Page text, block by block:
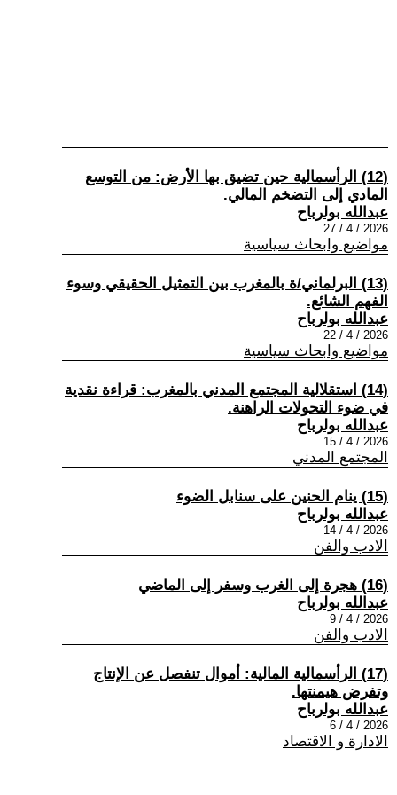
(12) الرأسمالية حين تضيق بها الأرض: من التوسع
المادي إلى التضخم المالي.
عبدالله بولرباح
2026 / 4 / 27
مواضيع وابحاث سياسية
(13) البرلماني/ة بالمغرب بين التمثيل الحقيقي وسوء
الفهم الشائع.
عبدالله بولرباح
2026 / 4 / 22
مواضيع وابحاث سياسية
(14) استقلالية المجتمع المدني بالمغرب: قراءة نقدية
في ضوء التحولات الراهنة.
عبدالله بولرباح
2026 / 4 / 15
المجتمع المدني
(15) ينام الحنين على سنابل الضوء
عبدالله بولرباح
2026 / 4 / 14
الادب والفن
(16) هجرة إلى الغرب وسفر إلى الماضي
عبدالله بولرباح
2026 / 4 / 9
الادب والفن
(17) الرأسمالية المالية: أموال تنفصل عن الإنتاج
وتفرض هيمنتها.
عبدالله بولرباح
2026 / 4 / 6
الادارة و الاقتصاد